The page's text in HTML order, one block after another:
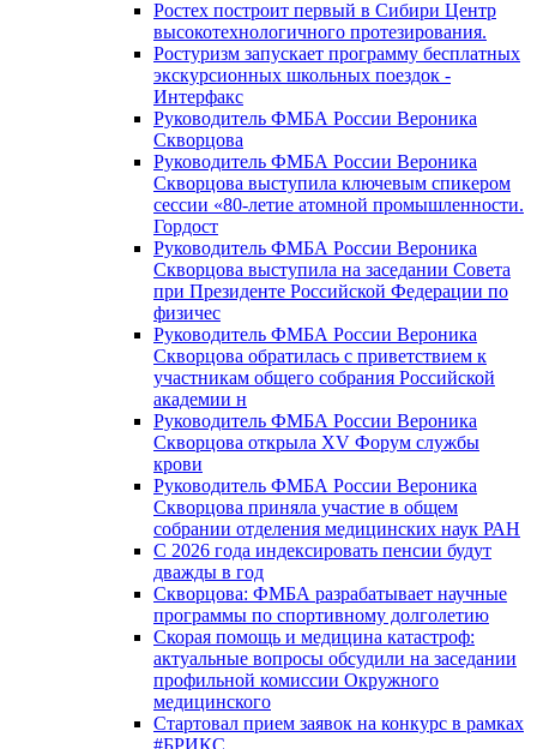
Ростех построит первый в Сибири Центр
высокотехнологичного протезирования.
Ростуризм запускает программу бесплатных
экскурсионных школьных поездок -
Интерфакс
Руководитель ФМБА России Вероника
Скворцова
Руководитель ФМБА России Вероника
Скворцова выступила ключевым спикером
сессии «80-летие атомной промышленности.
Гордост
Руководитель ФМБА России Вероника
Скворцова выступила на заседании Совета
при Президенте Российской Федерации по
физичес
Руководитель ФМБА России Вероника
Скворцова обратилась с приветствием к
участникам общего собрания Российской
академии н
Руководитель ФМБА России Вероника
Скворцова открыла XV Форум службы
крови
Руководитель ФМБА России Вероника
Скворцова приняла участие в общем
собрании отделения медицинских наук РАН
С 2026 года индексировать пенсии будут
дважды в год
Скворцова: ФМБА разрабатывает научные
программы по спортивному долголетию
Скорая помощь и медицина катастроф:
актуальные вопросы обсудили на заседании
профильной комиссии Окружного
медицинского
Стартовал прием заявок на конкурс в рамках
#БРИКС